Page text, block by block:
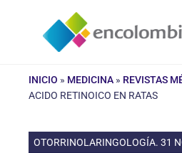
contenido
INICIO » MEDICINA » REVISTAS
ACIDO RETINOICO EN RATAS
OTORRINOLARINGOLOGÍA. 31